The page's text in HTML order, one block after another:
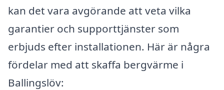
kan det vara avgörande att veta vilka
garantier och supporttjänster som
erbjuds efter installationen. Här är några
fördelar med att skaffa bergvärme i
Ballingslöv: